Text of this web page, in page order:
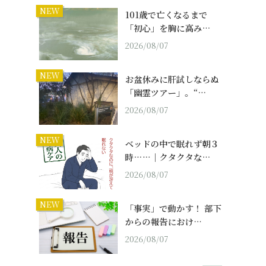
NEW
101歳で亡くなるまで
「初心」を胸に高み…
2026/08/07
NEW
お盆休みに肝試しならぬ
「幽霊ツアー」。“…
2026/08/07
NEW
ベッドの中で眠れず朝３
時……｜クタクタな…
2026/08/07
NEW
「事実」で動かす！ 部下
からの報告におけ…
2026/08/07